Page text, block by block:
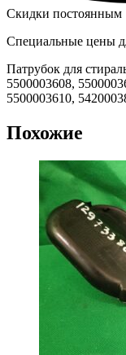
Скидки постоянным
Специальные цены
Патрубок для
5500003608,
5500003610,
Похожие